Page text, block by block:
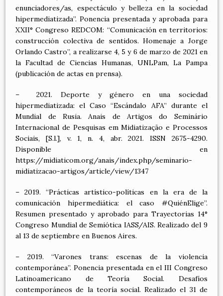
enunciadores/as, espectáculo y belleza en la sociedad
hipermediatizada”. Ponencia presentada y aprobada para
XXII° Congreso REDCOM: “Comunicación en territorios:
construcción colectiva de sentidos. Homenaje a Jorge
Orlando Castro”, a realizarse 4, 5 y 6 de marzo de 2021 en
la Facultad de Ciencias Humanas, UNLPam, La Pampa
(publicación de actas en prensa).
– 2021. Deporte y género en una sociedad
hipermediatizada: el Caso “Escándalo AFA” durante el
Mundial de Rusia. Anais de Artigos do Seminário
Internacional de Pesquisas em Midiatização e Processos
Sociais, [S.l.], v. 1, n. 4, abr. 2021. ISSN 2675-4290.
Disponible en
https://midiaticom.org/anais/index.php/seminario-
midiatizacao-artigos/article/view/1347
– 2019. “Prácticas artístico-políticas en la era de la
comunicación hipermediática: el caso #QuiénElige”.
Resumen presentado y aprobado para Trayectorias 14°
Congreso Mundial de Semiótica IASS/AIS. Realizado del 9
al 13 de septiembre en Buenos Aires.
– 2019. “Varones trans: escenas de la violencia
contemporánea”. Ponencia presentada en el III Congreso
Latinoamericano de Teoría Social. Desafíos
contemporáneos de la teoría social. Realizado el 31 de